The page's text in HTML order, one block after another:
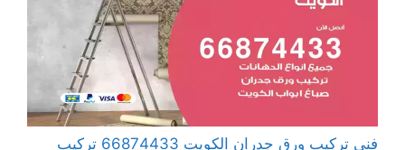
فني تركيب ورق جدران الكويت 66874433 تركيب